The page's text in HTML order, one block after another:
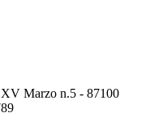
Marzo n.5 - 87100